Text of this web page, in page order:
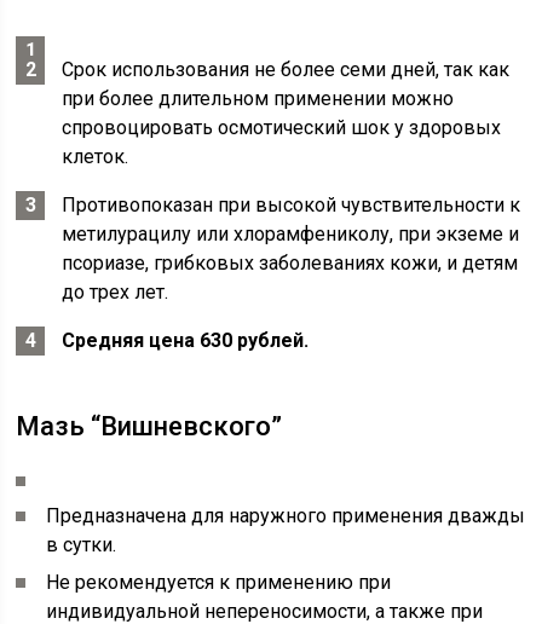
Срок использования не более семи дней, так как
при более длительном применении можно
спровоцировать осмотический шок у здоровых
клеток.
Противопоказан при высокой чувствительности к
метилурацилу или хлорамфениколу, при экземе и
псориазе, грибковых заболеваниях кожи, и детям
до трех лет.
Средняя цена 630 рублей.
Мазь “Вишневского”
Предназначена для наружного применения дважды
в сутки.
Не рекомендуется к применению при
индивидуальной непереносимости, а также при